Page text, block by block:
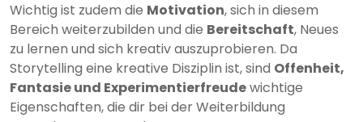
Wichtig ist zudem die Motivation, sich in diesem
Bereich weiterzubilden und die Bereitschaft, Neues
zu lernen und sich kreativ auszuprobieren. Da
Storytelling eine kreative Disziplin ist, sind Offenheit,
Fantasie und Experimentierfreudewichtige
Eigenschaften, die dir bei der Weiterbildung